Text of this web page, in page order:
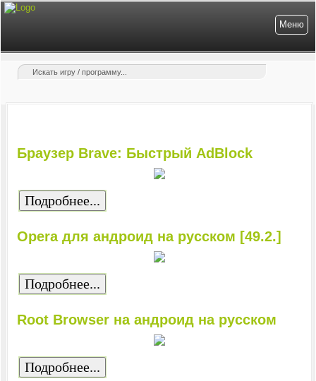
Меню
Браузер Brave: Быстрый AdBlock
Подробнее...
Opera для андроид на русском [49.2.]
Подробнее...
Root Browser на андроид на русском
Подробнее...